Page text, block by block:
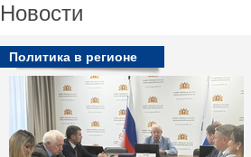
Новости
Политика в регионе